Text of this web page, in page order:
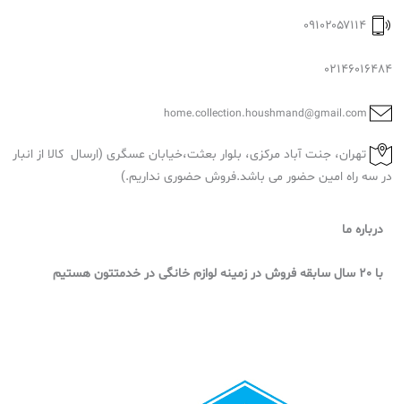
02146016484
تهران، جنت آباد مرکزی، بلوار بعثت،خیابان عسگری (ارسال کالا از انبار
در سه راه امین حضور می باشد.فروش حضوری نداریم.)
درباره ما
با 20 سال سابقه فروش در زمینه لوازم خانگی در خدمتتون هستیم